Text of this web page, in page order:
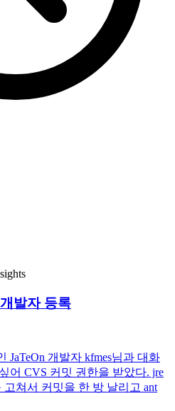
발자 등록
JaTeOn 개발자 kfmes님과 대화
어 CVS 커밋 권한을 받았다. jre
쳐서 커밋을 한 방 날리고 ant